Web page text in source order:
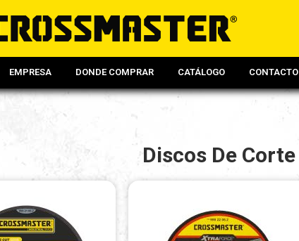
EMPRESA DONDE COMPRAR CATÁLOGO CONTACTO
Discos De Corte